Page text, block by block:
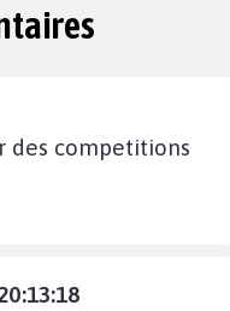
des competitions